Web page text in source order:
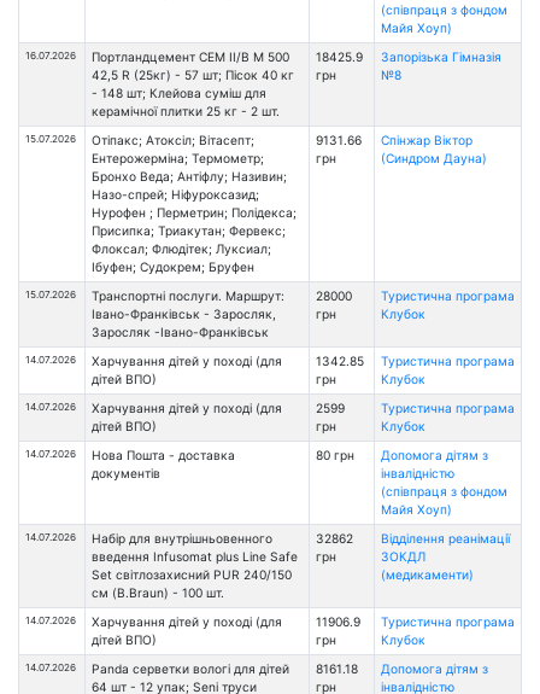
(співпраця з фондом
Майя Хоуп)
16.07.2026
Портландцемент CEM ІІ/В M 500
42,5 R (25кг) - 57 шт; Пісок 40 кг
- 148 шт; Клейова суміш для
керамічної плитки 25 кг - 2 шт.
18425.9
грн
Запорізька Гімназія
№8
15.07.2026
Отіпакс; Атоксіл; Вітасепт;
Ентерожерміна; Термометр;
Бронхо Веда; Антіфлу; Називин;
Назо-спрей; Ніфуроксазид;
Нурофен ; Перметрин; Полідекса;
Присипка; Триакутан; Фервекс;
Флоксал; Флюдітек; Луксиал;
Ібуфен; Судокрем; Бруфен
9131.66
грн
Спінжар Віктор
(Синдром Дауна)
15.07.2026
Транспортні послуги. Маршрут:
Івано-Франківськ - Заросляк,
Заросляк -Івано-Франківськ
28000
грн
Туристична програма
Клубок
14.07.2026
Харчування дітей у поході (для
дітей ВПО)
1342.85
грн
Туристична програма
Клубок
14.07.2026
Харчування дітей у поході (для
дітей ВПО)
2599
грн
Туристична програма
Клубок
14.07.2026
Нова Пошта - доставка
документів
80 грн
Допомога дітям з
інвалідністю
(співпраця з фондом
Майя Хоуп)
14.07.2026
Набір для внутрішньовенного
введення Infusomat plus Line Safe
Set світлозахисний PUR 240/150
см (B.Braun) - 100 шт.
32862
грн
Відділення реанімації
ЗОКДЛ
(медикаменти)
14.07.2026
Харчування дітей у поході (для
дітей ВПО)
11906.9
грн
Туристична програма
Клубок
14.07.2026
Panda серветки вологі для дітей
64 шт - 12 упак; Seni труси
8161.18
грн
Допомога дітям з
інвалідністю